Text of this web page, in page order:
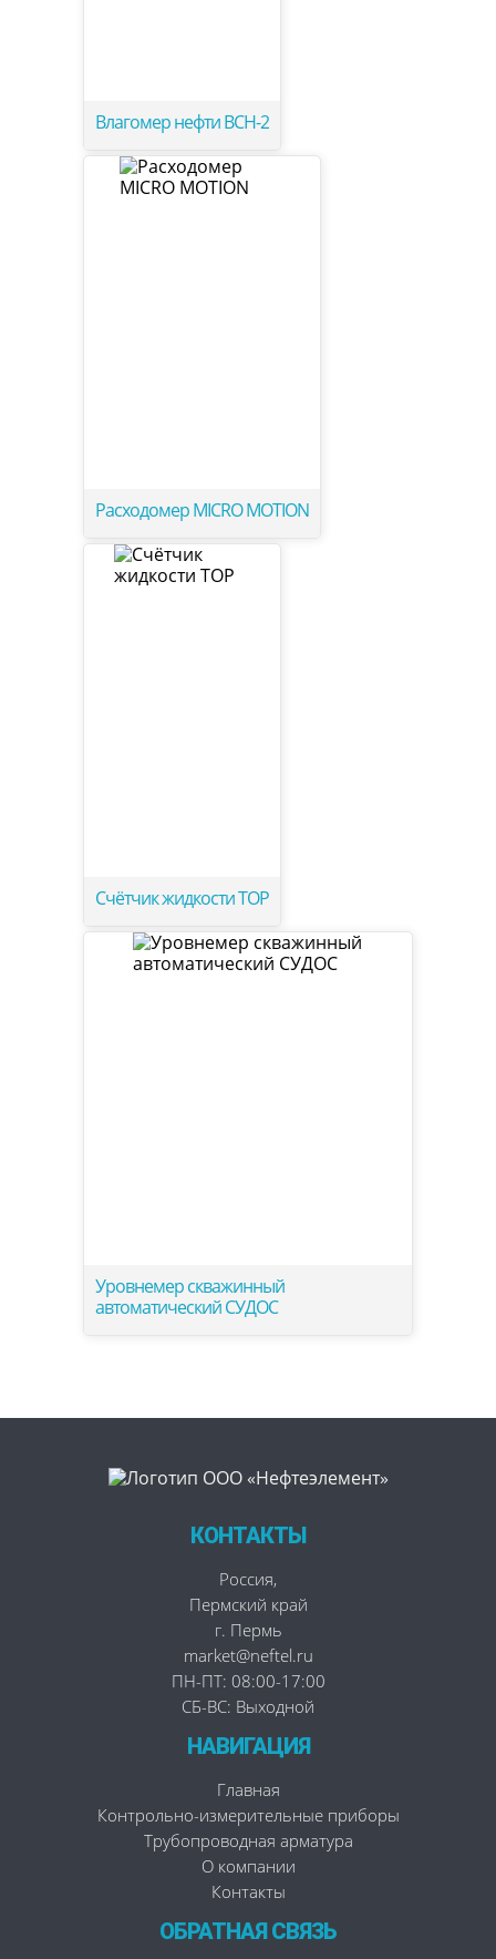
Влагомер нефти ВСН-2
Расходомер MICRO MOTION
Счётчик жидкости ТОР
Уровнемер скважинный
автоматический СУДОС
КОНТАКТЫ
Россия,
Пермский край
г. Пермь
market@neftel.ru
ПН-ПТ: 08:00-17:00
СБ-ВС: Выходной
НАВИГАЦИЯ
Главная
Контрольно-измерительные приборы
Трубопроводная арматура
О компании
Контакты
ОБРАТНАЯ СВЯЗЬ